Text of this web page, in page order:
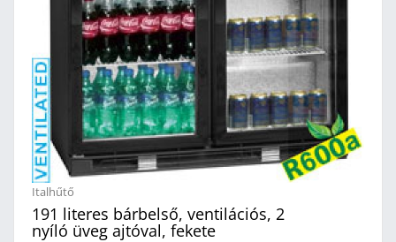
2090 x 680 x 880 mm (szé x mé x ma)
Italhűtő
191 literes bárbelső, ventilációs, 2
nyíló üveg ajtóval, fekete